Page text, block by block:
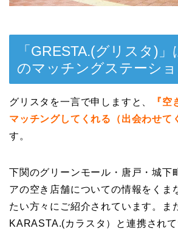
「GRESTA.(グリスタ)
のマッチングステーシ
グリスタを一言で申しますと、
『
マッチングしてくれる（出会わせて
す。
下関のグリーンモール・唐戸・城下
アの空き店舗についての情報をくま
たい方々にご紹介されています。ま
KARASTA.(カラスタ）と連携され